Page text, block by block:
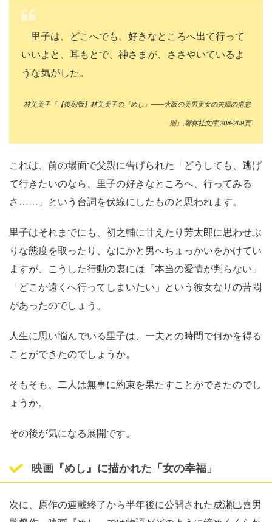
里子は、どこへでも、好きなところへ出て行って
いいよと、耳もとで、神さまが、ささやいているよ
うな気がした。
林芙美子『【復刻版】林芙美子の『めし』――大阪の美男美女の夫婦の倦怠
期』,響林社文庫,208-209頁
これは、前の場面で父親に告げられた「どうしても、逃げ
て行きたいのなら、里子の好きなところへ、行ってみる
さ……」という台詞を伏線にしたものと思われます。
里子はそれまでにも、初之輔に甘えたり芳太郎に思わせぶ
りな態度を取ったり、なにかと男へちょっかいをかけてい
ますが、こうした行動の裏には「本当の愛情が判らない」
「どこか遠くへ行ってしまいたい」という彼女なりの苦悶
があったのでしょう。
人生に思い悩んでいる里子は、一夫との時間で何かを得る
ことができたのでしょうか。
そもそも、二人は無事に約束を果たすことができたのでし
ょうか。
その後が気になる展開です。
映画『めし』に描かれた「女の幸福」
次に、原作の連載終了から半年後に公開された成瀬巳喜男